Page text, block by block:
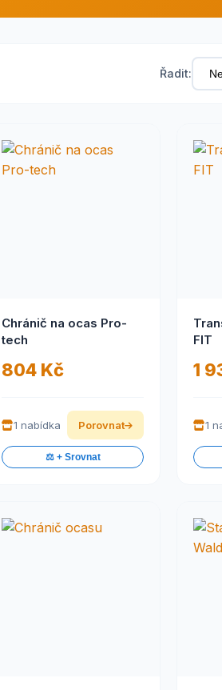
Řadit:
Chránič na ocas Pro-
tech
804 Kč
1 nabídka Porovnat
⚖️ + Srovnat
FIT
1
1